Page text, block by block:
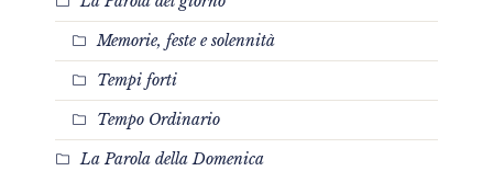
Memorie, feste e solennità
Tempi forti
Tempo Ordinario
La Parola della Domenica